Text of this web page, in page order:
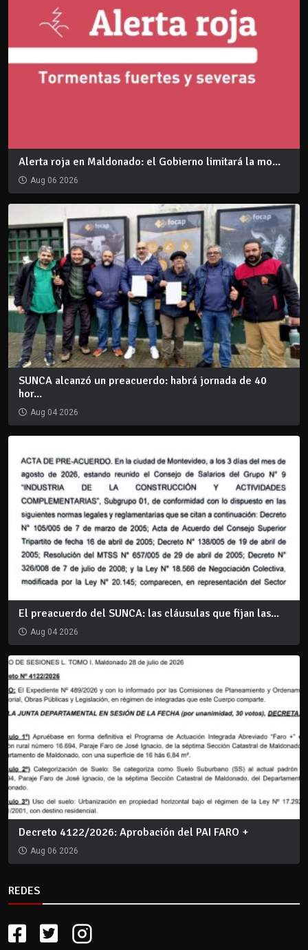
Alerta roja en Maldonado: el Gobierno limitará la mo...
Aug 06 2026
SUNCA alcanzó un preacuerdo: habrá jornada de 40
hor...
Aug 04 2026
El preacuerdo del SUNCA: las cláusulas que fijan las...
Aug 04 2026
Decreto 4122/2026: Aprobación del PAI FARO +
Aug 06 2026
REDES